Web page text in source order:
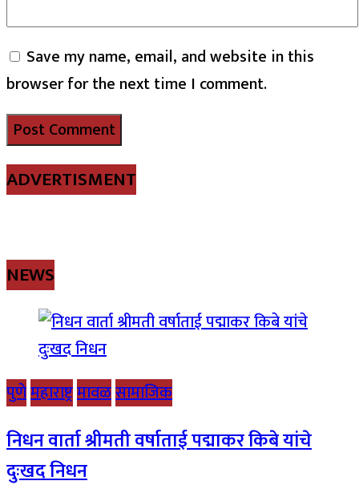
Save my name, email, and website in this
browser for the next time I comment.
ADVERTISMENT
NEWS
पुणेमहाराष्ट्रमावळसामाजिक
निधन वार्ता श्रीमती वर्षाताई पद्माकर किबे यांचे
दुःखद निधन